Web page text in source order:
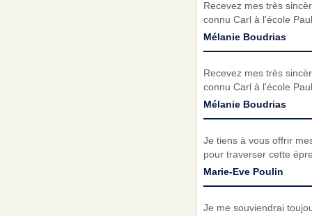
Recevez mes très
connu Carl à l'école
Mélanie Boudrias
Recevez mes très
connu Carl à l'école
Mélanie Boudrias
Je tiens à vous offrir
pour traverser cette
Marie-Eve Poulin
Je me souviendrai